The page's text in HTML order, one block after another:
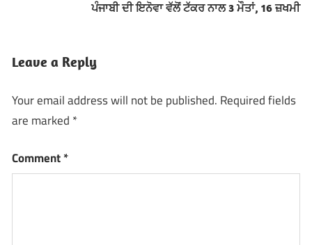
ਪੰਜਾਬੀ ਦੀ ਇਨੋਵਾ ਵੱਲੋਂ ਟੱਕਰ ਨਾਲ 3 ਮੌਤਾਂ, 16 ਜ਼ਖਮੀ
Leave a Reply
Your email address will not be published. Required fields
are marked *
Comment*